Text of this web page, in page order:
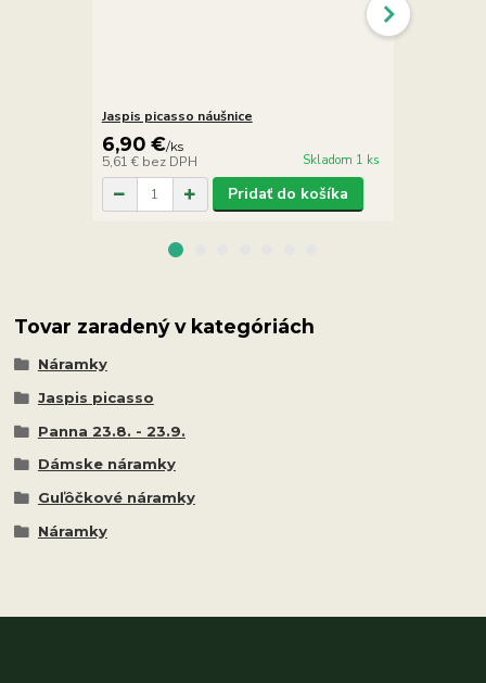
Jaspis picasso náušnice
6,90 €/ks
5,61 € bez DPH Skladom 1 ks
Pridať do košíka
Tovar zaradený v kategóriách
Náramky
Jaspis picasso
Panna 23.8. - 23.9.
Dámske náramky
Guľôčkové náramky
Náramky